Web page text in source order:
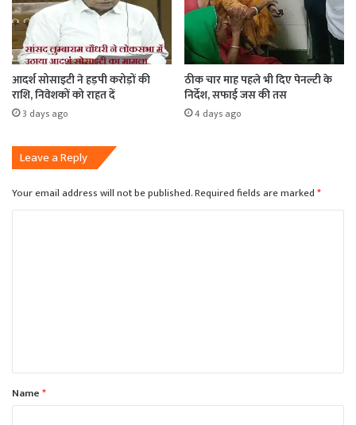
आदर्श सोसाइटी ने हड़पी करोड़ों की
राशि, निवेशकों को राहत दें
3 days ago
ठीक चार माह पहले भी दिए पेनल्टी के
निर्देश, सफाई जस की तस
4 days ago
Leave a Reply
Your email address will not be published.Required fields are marked*
*Name*